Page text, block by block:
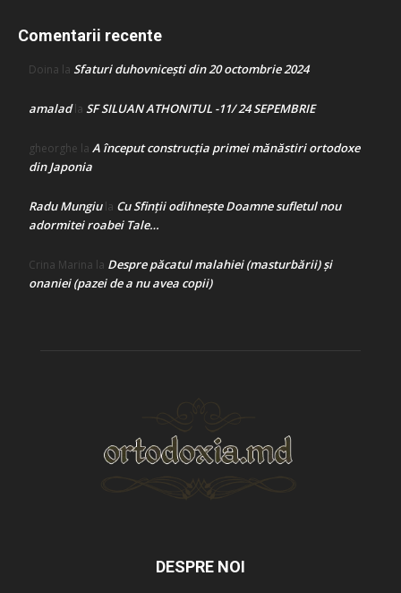
Comentarii recente
Doina la Sfaturi duhovnicești din 20 octombrie 2024
amaladla SF SILUAN ATHONITUL -11/ 24 SEPEMBRIE
gheorghe la A început construcţia primei mănăstiri ortodoxe
din Japonia
Radu Mungiula Cu Sfinții odihnește Doamne sufletul nou
adormitei roabei Tale…
Crina Marina la Despre păcatul malahiei (masturbării) şi
onaniei (pazei de a nu avea copii)
DESPRE NOI